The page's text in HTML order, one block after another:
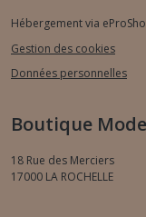
Hébergement via
Gestion des cookies
Données personnelles
Boutique
18 Rue des Merciers
17000 LA ROCHELLE